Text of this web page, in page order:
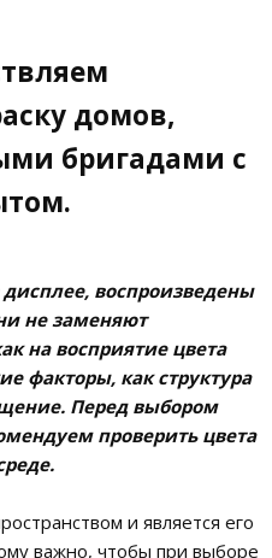
домов,
бригадами с
воспроизведены
не заменяют
на восприятие цвета
факторы, как структура
Перед выбором
проверить цвета
и является его
важно, чтобы при выборе